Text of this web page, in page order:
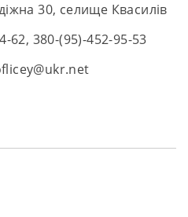
30, селище Квасилів
62, 380-(95)-452-95-53